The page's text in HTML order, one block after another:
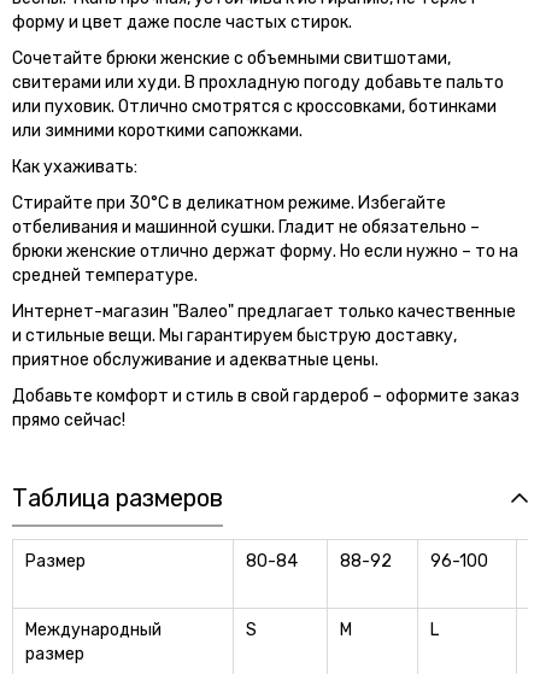
форму и цвет даже после частых стирок.
Сочетайте брюки женские с объемными свитшотами,
свитерами или худи. В прохладную погоду добавьте пальто
или пуховик. Отлично смотрятся с кроссовками, ботинками
или зимними короткими сапожками.
Как ухаживать:
Стирайте при 30°C в деликатном режиме. Избегайте
отбеливания и машинной сушки. Гладит не обязательно –
брюки женские отлично держат форму. Но если нужно – то на
средней температуре.
Интернет-магазин "Валео" предлагает только качественные
и стильные вещи. Мы гарантируем быструю доставку,
приятное обслуживание и адекватные цены.
Добавьте комфорт и стиль в свой гардероб – оформите заказ
прямо сейчас!
Таблица размеров
Размер 80-84 88-92 96-100
Международный
размер
S M L